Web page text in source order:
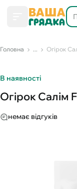
Головна ... Огірок
В наявності
Огірок Салім
немає відгуків